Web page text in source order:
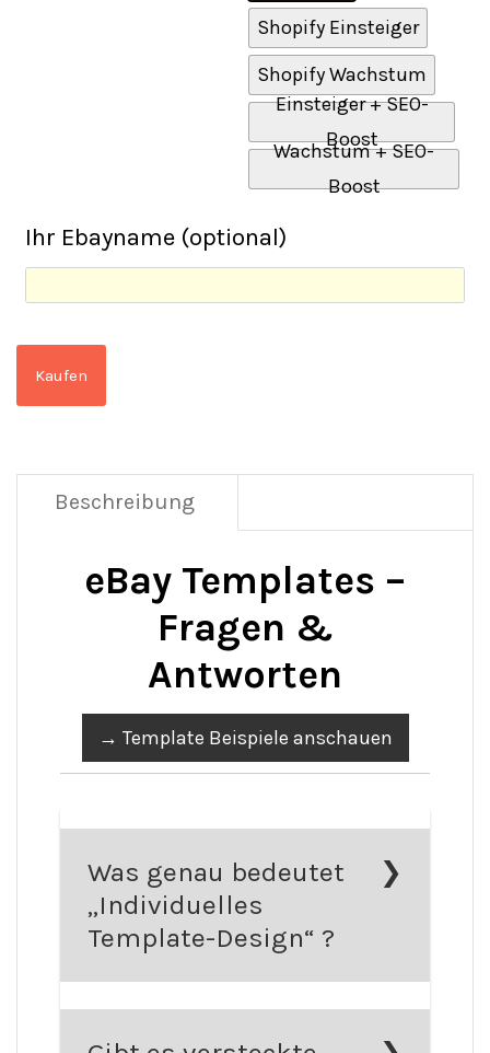
Shopify Einsteiger
Shopify Wachstum
Einsteiger + SEO-
Boost
Wachstum + SEO-
Boost
Ihr Ebayname (optional)
Kaufen
Beschreibung
eBay Templates –
Fragen &
Antworten
→ Template Beispiele anschauen
Was genau bedeutet
„Individuelles
Template-Design“ ?